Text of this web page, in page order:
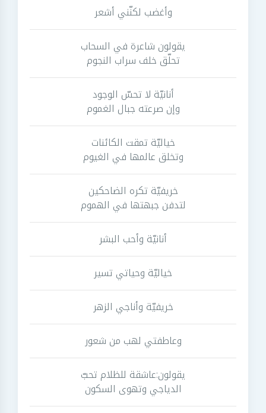
وأغضب لكنّني أشعر
يقولون شاعرة في السحاب
تحلّق خلف سراب النجوم
أنانيّة لا تحسّ الوجود
وإن صرعته جبال الغموم
خياليّة تمقت الكائنات
وتخلق عالمها في الغيوم
خريفيّة تكره الضاحكين
لتدفن جبهتها في الهموم
أنانيّة وأحب البشر
خياليّة وحياتي تسير
خريفيّة وأناجي الزهر
وعاطفتي لهب من شعور
يقولون:عاشقة للظلام تحبّ
الدياجي وتهوى السكون